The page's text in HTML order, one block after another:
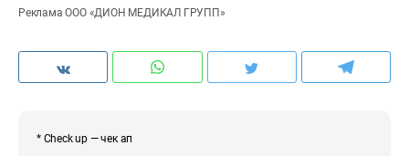
Реклама ООО «ДИОН МЕДИКАЛ ГРУПП»
* Check up — чек ап